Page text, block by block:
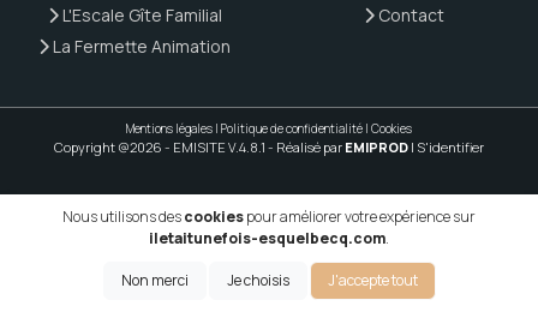
L'Escale Gîte Familial
La Fermette Animation
Contact
Mentions légales | Politique de confidentialité | Cookies
Copyright @2026 - EMISITE V.4.8.1 - Réalisé par EMIPROD | S'identifier
Nous utilisons descookiespour améliorer votre expérience sur
iletaitunefois-esquelbecq.com.
Non merci Je choisis J'accepte tout